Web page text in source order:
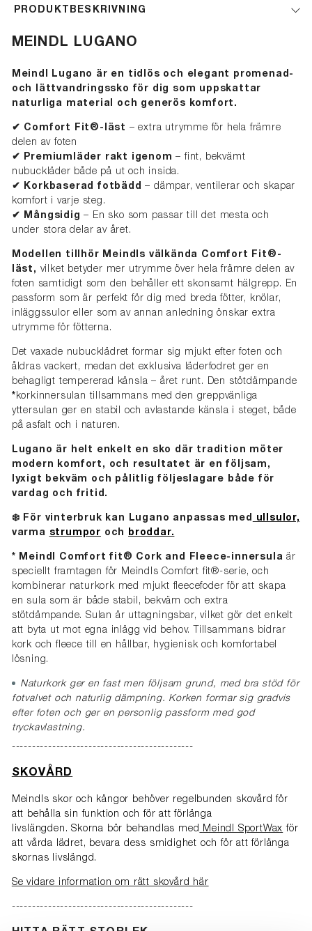
PRODUKTBESKRIVNING
MEINDL LUGANO
Meindl Lugano är en tidlös och elegant promenad-
och lättvandringssko för dig som uppskattar
naturliga material och generös komfort.
✔ Comfort Fit®-läst – extra utrymme för hela främre
delen av foten
✔
Premiumläder rakt igenom– fint, bekvämt
nubuckläder både på ut och insida.
✔
Korkbaserad fotbädd– dämpar, ventilerar och skapar
komfort i varje steg.
✔
Mångsidig– En sko som passar till det mesta och
under stora delar av året.
Modellen tillhör Meindls välkända Comfort Fit®-
läst, vilket betyder mer utrymme över hela främre delen av
foten samtidigt som den behåller ett skonsamt hälgrepp. En
passform som är perfekt för dig med breda fötter, knölar,
inläggssulor eller som av annan anledning önskar extra
utrymme för fötterna.
Det vaxade nubucklädret formar sig mjukt efter foten och
åldras vackert, medan det exklusiva läderfodret ger en
behagligt tempererad känsla – året runt. Den stötdämpande
* korkinnersulan tillsammans med den greppvänliga
yttersulan ger en stabil och avlastande känsla i steget, både
på asfalt och i naturen.
Lugano är helt enkelt en sko där tradition möter
modern komfort, och resultatet är en följsam,
lyxigt bekväm och pålitlig följeslagare både för
vardag och fritid.
❄️ För vinterbruk kan Lugano anpassas med
ullsulor,
varma strumpor och broddar.
* Meindl Comfort fit® Cork and Fleece-innersula är
speciellt framtagen för Meindls Comfort fit®-serie, och
kombinerar naturkork med mjukt fleecefoder för att skapa
en sula som är både stabil, bekväm och extra
stötdämpande. Sulan är uttagningsbar, vilket gör det enkelt
att byta ut mot egna inlägg vid behov. Tillsammans bidrar
kork och fleece till en hållbar, hygienisk och komfortabel
lösning.
Naturkork ger en fast men följsam grund, med bra stöd för
fotvalvet och naturlig dämpning. Korken formar sig gradvis
efter foten och ger en personlig passform med god
tryckavlastning.
---------------------------------------------
SKOVÅRD
Meindls skor och kängor behöver regelbunden skovård för
att behålla sin funktion och för att förlänga
livslängden. Skorna bör behandlas med Meindl SportWax för
att vårda lädret, bevara dess smidighet och för att förlänga
skornas livslängd.
Se vidare information om rätt skovård här
---------------------------------------------